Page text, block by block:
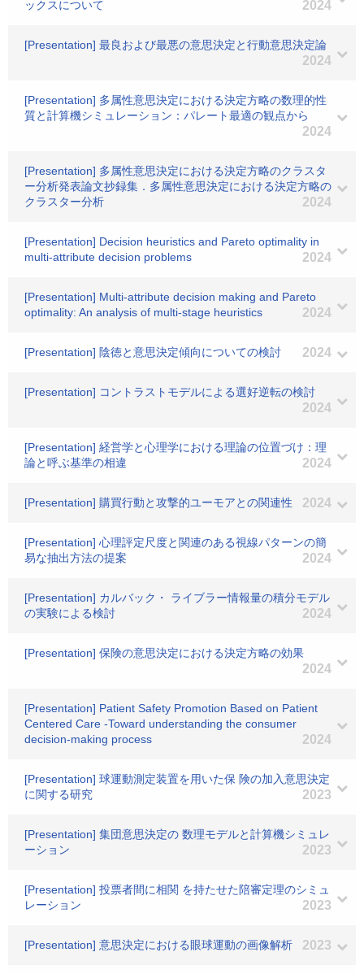
ックスについて 2024
[Presentation] 最良および最悪の意思決定と行動意思決定論
2024
[Presentation] 多属性意思決定における決定方略の数理的性
質と計算機シミュレーション：パレート最適の観点から
2024
[Presentation] 多属性意思決定における決定方略のクラスタ
ー分析発表論文抄録集．多属性意思決定における決定方略の
クラスター分析
2024
[Presentation] Decision heuristics and Pareto optimality in
multi-attribute decision problems
2024
[Presentation] Multi-attribute decision making and Pareto
optimality: An analysis of multi-stage heuristics
2024
[Presentation] 陰徳と意思決定傾向についての検討 2024
[Presentation] コントラストモデルによる選好逆転の検討
2024
[Presentation] 経営学と心理学における理論の位置づけ：理
論と呼ぶ基準の相違
2024
[Presentation] 購買行動と攻撃的ユーモアとの関連性 2024
[Presentation] 心理評定尺度と関連のある視線パターンの簡
易な抽出方法の提案
2024
[Presentation] カルバック・ ライブラー情報量の積分モデル
の実験による検討
2024
[Presentation] 保険の意思決定における決定方略の効果
2024
[Presentation] Patient Safety Promotion Based on Patient
Centered Care -Toward understanding the consumer
decision-making process
2024
[Presentation] 球運動測定装置を用いた保 険の加入意思決定
に関する研究
2023
[Presentation] 集団意思決定の 数理モデルと計算機シミュレ
ーション
2023
[Presentation] 投票者間に相関 を持たせた陪審定理のシミュ
レーション
2023
[Presentation] 意思決定における眼球運動の画像解析 2023